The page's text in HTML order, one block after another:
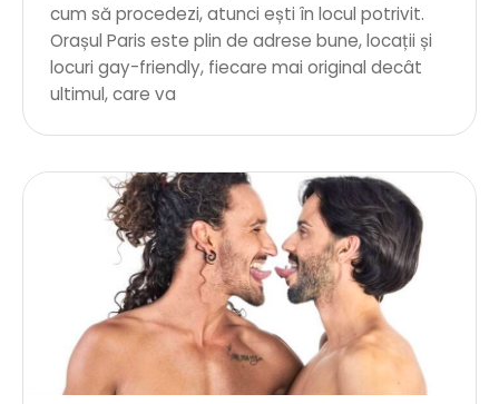
cum să procedezi, atunci ești în locul potrivit.
Orașul Paris este plin de adrese bune, locații și
locuri gay-friendly, fiecare mai original decât
ultimul, care va